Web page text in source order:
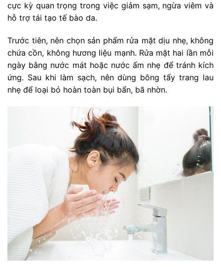
cực kỳ quan trọng trong việc giảm sạm, ngừa viêm và
hỗ trợ tái tạo tế bào da.
Trước tiên, nên chọn sản phẩm rửa mặt dịu nhẹ, không
chứa cồn, không hương liệu mạnh. Rửa mặt hai lần mỗi
ngày bằng nước mát hoặc nước ấm nhẹ để tránh kích
ứng. Sau khi làm sạch, nên dùng bông tẩy trang lau
nhẹ để loại bỏ hoàn toàn bụi bẩn, bã nhờn.